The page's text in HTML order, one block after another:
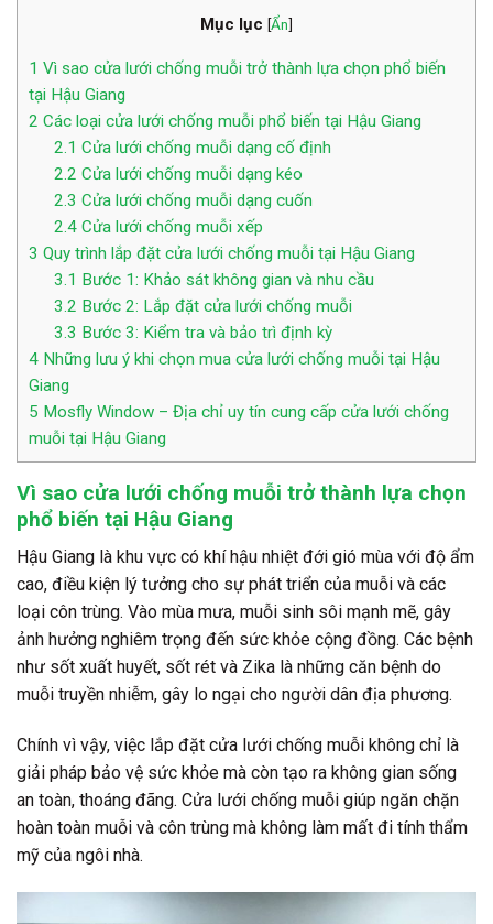
Mục lục [Ẩn]
1 Vì sao cửa lưới chống muỗi trở thành lựa chọn phổ biến
tại Hậu Giang
2 Các loại cửa lưới chống muỗi phổ biến tại Hậu Giang
2.1 Cửa lưới chống muỗi dạng cố định
2.2 Cửa lưới chống muỗi dạng kéo
2.3 Cửa lưới chống muỗi dạng cuốn
2.4Cửa lưới chống muỗi xếp
3 Quy trình lắp đặt cửa lưới chống muỗi tại Hậu Giang
3.1 Bước 1: Khảo sát không gian và nhu cầu
3.2 Bước 2: Lắp đặt cửa lưới chống muỗi
3.3 Bước 3: Kiểm tra và bảo trì định kỳ
4 Những lưu ý khi chọn mua cửa lưới chống muỗi tại Hậu
Giang
5 Mosfly Window – Địa chỉ uy tín cung cấp cửa lưới chống
muỗi tại Hậu Giang
Vì sao cửa lưới chống muỗi trở thành lựa chọn
phổ biến tại Hậu Giang
Hậu Giang là khu vực có khí hậu nhiệt đới gió mùa với độ ẩm
cao, điều kiện lý tưởng cho sự phát triển của muỗi và các
loại côn trùng. Vào mùa mưa, muỗi sinh sôi mạnh mẽ, gây
ảnh hưởng nghiêm trọng đến sức khỏe cộng đồng. Các bệnh
như sốt xuất huyết, sốt rét và Zika là những căn bệnh do
muỗi truyền nhiễm, gây lo ngại cho người dân địa phương.
Chính vì vậy, việc lắp đặt cửa lưới chống muỗi không chỉ là
giải pháp bảo vệ sức khỏe mà còn tạo ra không gian sống
an toàn, thoáng đãng. Cửa lưới chống muỗi giúp ngăn chặn
hoàn toàn muỗi và côn trùng mà không làm mất đi tính thẩm
mỹ của ngôi nhà.